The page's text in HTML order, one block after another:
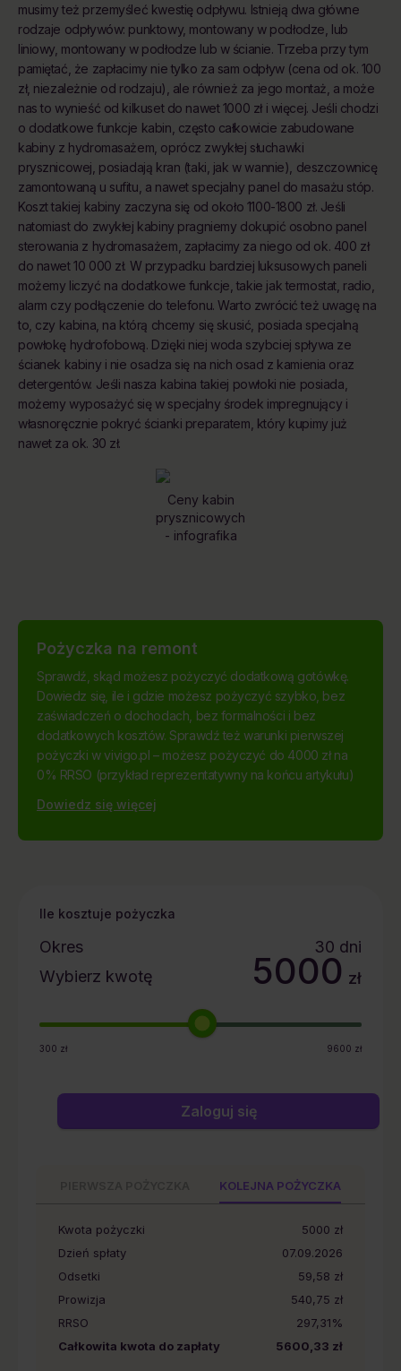
musimy też przemyśleć kwestię odpływu. Istnieją dwa główne
rodzaje odpływów: punktowy, montowany w podłodze, lub
liniowy, montowany w podłodze lub w ścianie. Trzeba przy tym
pamiętać, że zapłacimy nie tylko za sam odpływ (cena od ok. 100
zł, niezależnie od rodzaju), ale również za jego montaż, a może
nas to wynieść od kilkuset do nawet 1000 zł i więcej. Jeśli chodzi
o dodatkowe funkcje kabin, często całkowicie zabudowane
kabiny z hydromasażem, oprócz zwykłej słuchawki
prysznicowej, posiadają kran (taki, jak w wannie), deszczownicę
zamontowaną u sufitu, a nawet specjalny panel do masażu stóp.
Koszt takiej kabiny zaczyna się od około 1100-1800 zł. Jeśli
natomiast do zwykłej kabiny pragniemy dokupić osobno panel
sterowania z hydromasażem, zapłacimy za niego od ok. 400 zł
do nawet 10 000 zł. W przypadku bardziej luksusowych paneli
możemy liczyć na dodatkowe funkcje, takie jak termostat, radio,
alarm czy podłączenie do telefonu. Warto zwrócić też uwagę na
to, czy kabina, na którą chcemy się skusić, posiada specjalną
powłokę hydrofobową. Dzięki niej woda szybciej spływa ze
ścianek kabiny i nie osadza się na nich osad z kamienia oraz
detergentów. Jeśli nasza kabina takiej powłoki nie posiada,
możemy wyposażyć się w specjalny środek impregnujący i
własnoręcznie pokryć ścianki preparatem, który kupimy już
nawet za ok. 30 zł.
Ceny kabin
prysznicowych
- infografika
Pożyczka na remont
Sprawdź, skąd możesz pożyczyć dodatkową gotówkę.
Dowiedz się, ile i gdzie możesz pożyczyć szybko, bez
zaświadczeń o dochodach, bez formalności i bez
dodatkowych kosztów. Sprawdź też warunki pierwszej
pożyczki w vivigo.pl – możesz pożyczyć do 4000 zł na
0% RRSO (przykład reprezentatywny na końcu artykułu)
Dowiedz się więcej
Ile kosztuje pożyczka
Okres 30 dni
Wybierz kwotę
5000 zł
300 zł 9600 zł
Zaloguj się
KOLEJNA POŻYCZKA
Kwota pożyczki 5000 zł
Dzień spłaty
07.09.2026
Odsetki
59,58 zł
Prowizja
540,75 zł
RRSO
297,31%
Całkowita kwota do zapłaty
5600,33 zł